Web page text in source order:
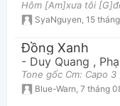
SyaNguyen 15 tháng 07,
Đồng Xanh
- Duy Quang ,
Blue-Warn, 7 tháng 08,